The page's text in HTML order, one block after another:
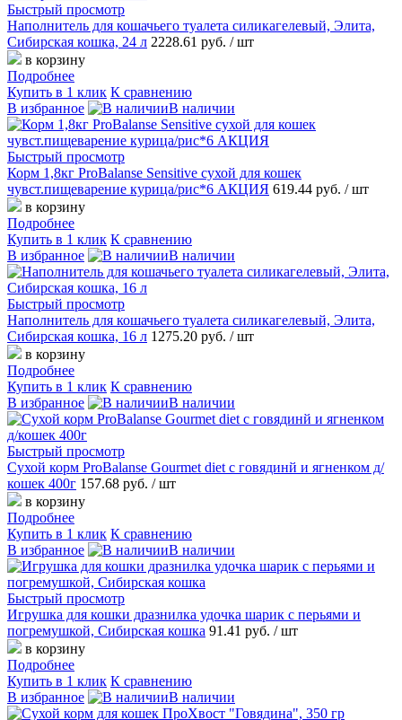
Быстрый просмотр
Наполнитель для кошачьего туалета силикагелевый, Элита,
Сибирская кошка, 24 л 2228.61 руб. / шт
в корзину
Подробнее
Купить в 1 клик К сравнению
В избранное
В наличии
Быстрый просмотр
Корм 1,8кг ProBalanse Sensitive сухой для кошек
чувст.пищеварение курица/рис*6 АКЦИЯ 619.44 руб. / шт
в корзину
Подробнее
Купить в 1 клик К сравнению
В избранное
В наличии
Быстрый просмотр
Наполнитель для кошачьего туалета силикагелевый, Элита,
Сибирская кошка, 16 л 1275.20 руб. / шт
в корзину
Подробнее
Купить в 1 клик К сравнению
В избранное
В наличии
Быстрый просмотр
Сухой корм ProBalanse Gourmet diet с говядинй и ягненком д/
кошек 400г 157.68 руб. / шт
в корзину
Подробнее
Купить в 1 клик К сравнению
В избранное
В наличии
Быстрый просмотр
Игрушка для кошки дразнилка удочка шарик с перьями и
погремушкой, Сибирская кошка 91.41 руб. / шт
в корзину
Подробнее
Купить в 1 клик К сравнению
В избранное
В наличии